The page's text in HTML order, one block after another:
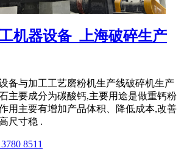
机器设备_上海破碎生产
备与加工工艺磨粉机生产线破碎机生产
主要成分为碳酸钙,主要用途是做重钙粉
用主要有增加产品体积、降低成本,改善
尺寸稳 .
8511